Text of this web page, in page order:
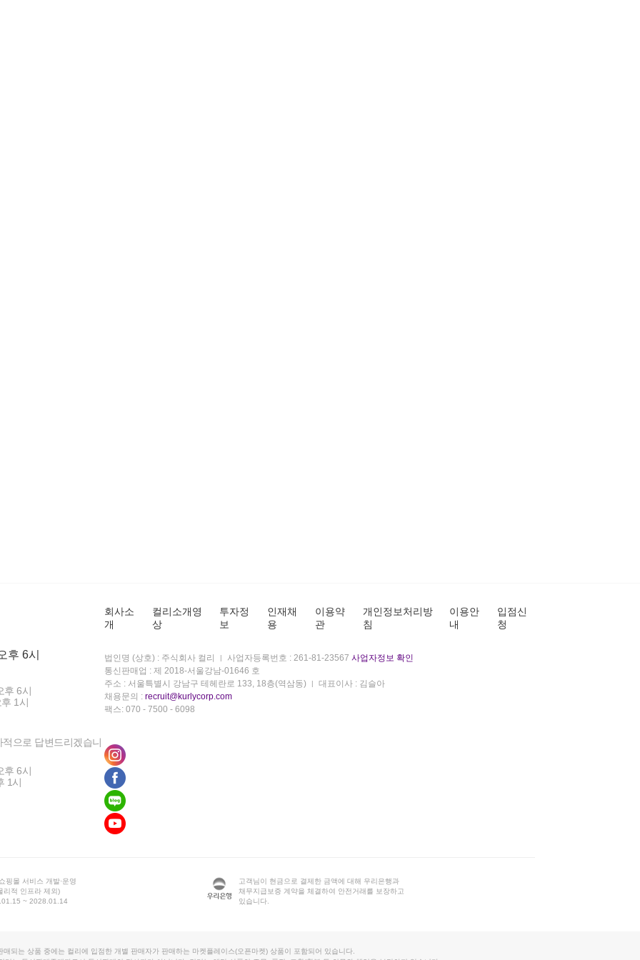
후 6시
후 6시
1시
으로 답변드리겠습니
후 6시
1시
회사소
개
컬리소개영
상
투자정
보
인재채
용
이용약
관
개인정보처리방
침
이용안
내
입점신
청
법인명 (상호) : 주식회사 컬리 사업자등록번호 : 261-81-23567 사업자정보 확인
통신판매업 : 제 2018-서울강남-01646 호
주소 : 서울특별시 강남구 테헤란로 133, 18층(역삼동)
대표이사 : 김슬아
채용문의 : recruit@kurlycorp.com
팩스: 070 - 7500 - 6098
핑몰 서비스 개발·운영
리적 인프라 제외)
~ 2028.01.14
고객님이 현금으로 결제한 금액에 대해 우리은행과
채무지급보증 계약을 체결하여 안전거래를 보장하고
있습니다.
매되는 상품 중에는 컬리에 입점한 개별 판매자가 판매하는 마켓플레이스(오픈마켓) 상품이 포함되어 있습니다.